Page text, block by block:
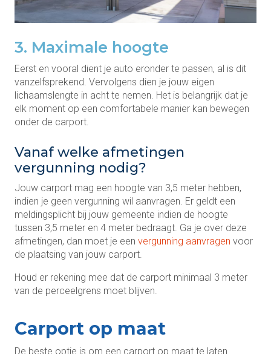
3. Maximale hoogte
Eerst en vooral dient je auto eronder te passen, al is dit
vanzelfsprekend. Vervolgens dien je jouw eigen
lichaamslengte in acht te nemen. Het is belangrijk dat je
elk moment op een comfortabele manier kan bewegen
onder de carport.
Vanaf welke afmetingen
vergunning nodig?
Jouw carport mag een hoogte van 3,5 meter hebben,
indien je geen vergunning wil aanvragen. Er geldt een
meldingsplicht bij jouw gemeente indien de hoogte
tussen 3,5 meter en 4 meter bedraagt. Ga je over deze
afmetingen, dan moet je een vergunning aanvragen voor
de plaatsing van jouw carport.
Houd er rekening mee dat de carport minimaal 3 meter
van de perceelgrens moet blijven.
Carport op maat
De beste optie is om een carport op maat te laten